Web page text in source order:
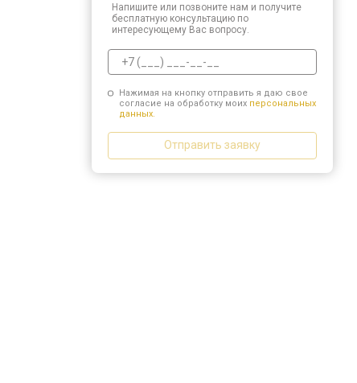
Напишите или позвоните нам и получите
бесплатную консультацию по
интересующему Вас вопросу.
Нажимая на кнопку отправить я даю свое
согласие на обработку моих персональных
данных.
Отправить заявку